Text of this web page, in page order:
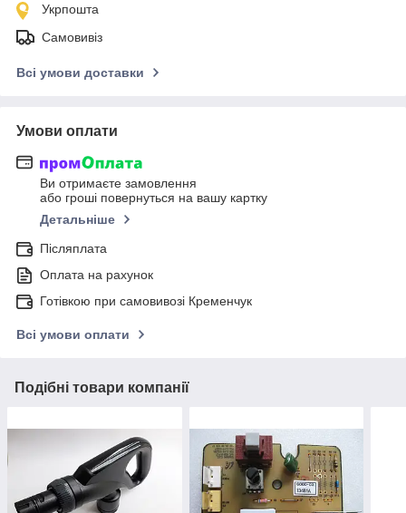
Укрпошта
Самовивіз
Всі умови доставки
Умови оплати
Ви отримаєте замовлення
або гроші повернуться на вашу картку
Детальніше
Післяплата
Оплата на рахунок
Готівкою при самовивозі Кременчук
Всі умови оплати
Подібні товари компанії